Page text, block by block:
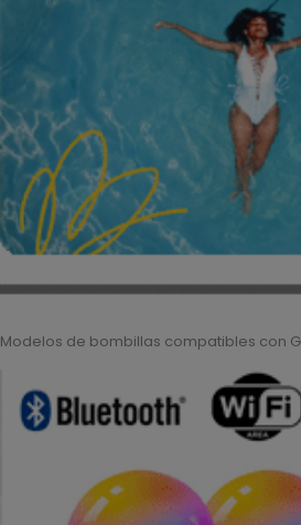
Modelos de bombillas compatibles con